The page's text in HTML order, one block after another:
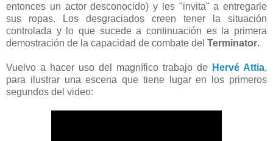
entonces un actor desconocido) y les "invita" a entregarle
sus ropas. Los desgraciados creen tener la situación
controlada y lo que sucede a continuación es la primera
demostración de la capacidad de combate del Terminator.
Vuelvo a hacer uso del magnífico trabajo de Hervé Attia,
para ilustrar una escena que tiene lugar en los primeros
segundos del video: